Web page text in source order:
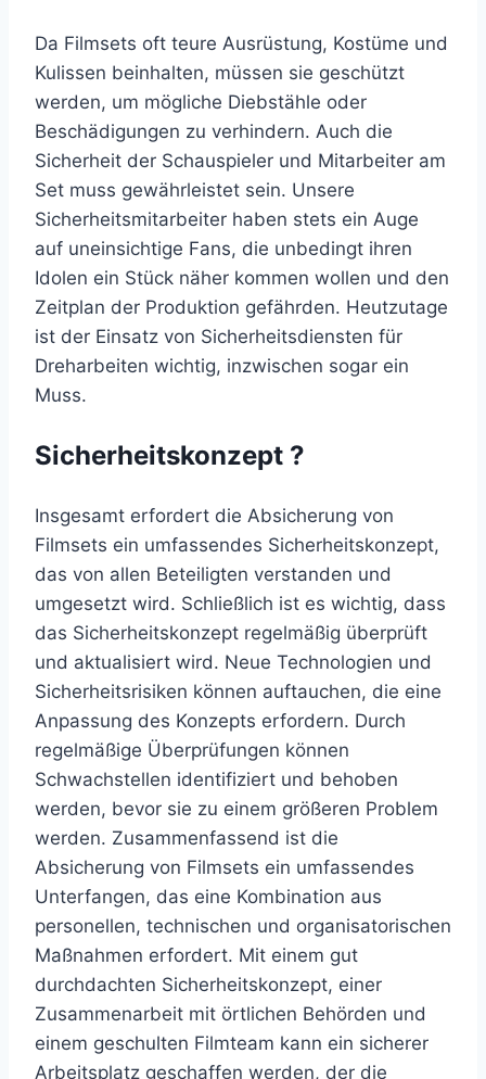
Da Filmsets oft teure Ausrüstung, Kostüme und
Kulissen beinhalten, müssen sie geschützt
werden, um mögliche Diebstähle oder
Beschädigungen zu verhindern. Auch die
Sicherheit der Schauspieler und Mitarbeiter am
Set muss gewährleistet sein. Unsere
Sicherheitsmitarbeiter haben stets ein Auge
auf uneinsichtige Fans, die unbedingt ihren
Idolen ein Stück näher kommen wollen und den
Zeitplan der Produktion gefährden. Heutzutage
ist der Einsatz von Sicherheitsdiensten für
Dreharbeiten wichtig, inzwischen sogar ein
Muss.
Sicherheitskonzept ?
Insgesamt erfordert die Absicherung von
Filmsets ein umfassendes Sicherheitskonzept,
das von allen Beteiligten verstanden und
umgesetzt wird. Schließlich ist es wichtig, dass
das Sicherheitskonzept regelmäßig überprüft
und aktualisiert wird. Neue Technologien und
Sicherheitsrisiken können auftauchen, die eine
Anpassung des Konzepts erfordern. Durch
regelmäßige Überprüfungen können
Schwachstellen identifiziert und behoben
werden, bevor sie zu einem größeren Problem
werden. Zusammenfassend ist die
Absicherung von Filmsets ein umfassendes
Unterfangen, das eine Kombination aus
personellen, technischen und organisatorischen
Maßnahmen erfordert. Mit einem gut
durchdachten Sicherheitskonzept, einer
Zusammenarbeit mit örtlichen Behörden und
einem geschulten Filmteam kann ein sicherer
Arbeitsplatz geschaffen werden, der die